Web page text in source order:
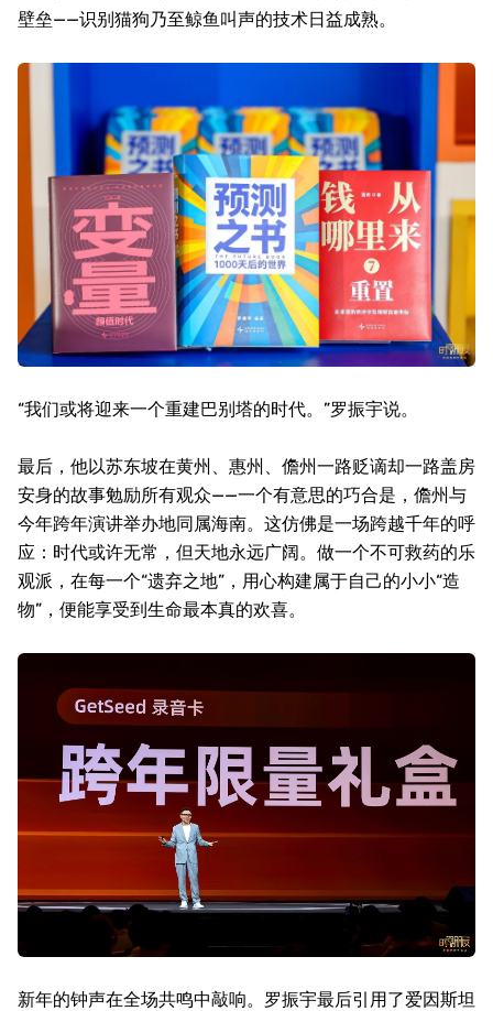
壁垒——识别猫狗乃至鲸鱼叫声的技术日益成熟。
“我们或将迎来一个重建巴别塔的时代。”罗振宇说。
最后，他以苏东坡在黄州、惠州、儋州一路贬谪却一路盖房
安身的故事勉励所有观众——一个有意思的巧合是，儋州与
今年跨年演讲举办地同属海南。这仿佛是一场跨越千年的呼
应：时代或许无常，但天地永远广阔。做一个不可救药的乐
观派，在每一个“遗弃之地”，用心构建属于自己的小小“造
物”，便能享受到生命最本真的欢喜。
新年的钟声在全场共鸣中敲响。罗振宇最后引用了爱因斯坦